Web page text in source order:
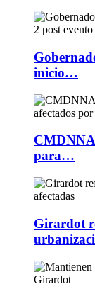
inicio…
para…
Girardot